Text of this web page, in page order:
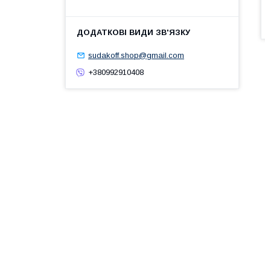
sudakoff.shop@gmail.com
+380992910408